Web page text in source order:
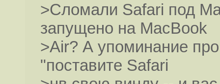
>Сломали Safari под
запущено на MacBook
>Air? А упоминание
"поставите Safari